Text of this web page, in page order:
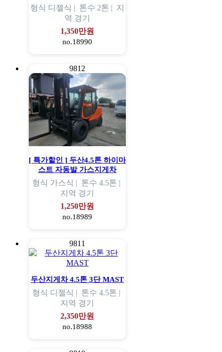
형식 디젤식 | 톤수 2톤 | 지
역 경기
1,350만원
no.18990
9812
[ 특가할인 ] 두산4.5톤 하이마
스트 자동발 가스지게차
형식 가스식 | 톤수 4.5톤 |
지역 경기
1,250만원
no.18989
9811
두산지게차 4.5톤 3단 MAST
형식 디젤식 | 톤수 4.5톤 |
지역 경기
2,350만원
no.18988